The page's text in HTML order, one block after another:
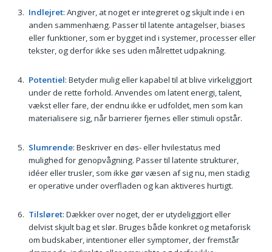
Indlejret: Angiver, at noget er integreret og skjult inde i en
anden sammenhæng. Passer til latente antagelser, biases
eller funktioner, som er bygget ind i systemer, processer eller
tekster, og derfor ikke ses uden målrettet udpakning.
Potentiel: Betyder mulig eller kapabel til at blive virkeliggjort
under de rette forhold. Anvendes om latent energi, talent,
vækst eller fare, der endnu ikke er udfoldet, men som kan
materialisere sig, når barrierer fjernes eller stimuli opstår.
Slumrende: Beskriver en døs- eller hvilestatus med
mulighed for genopvågning. Passer til latente strukturer,
idéer eller trusler, som ikke gør væsen af sig nu, men stadig
er operative under overfladen og kan aktiveres hurtigt.
Tilsløret: Dækker over noget, der er utydeliggjort eller
delvist skjult bag et slør. Bruges både konkret og metaforisk
om budskaber, intentioner eller symptomer, der fremstår